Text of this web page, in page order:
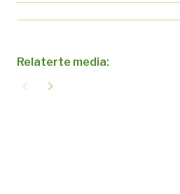
Relaterte media:
navigate_next